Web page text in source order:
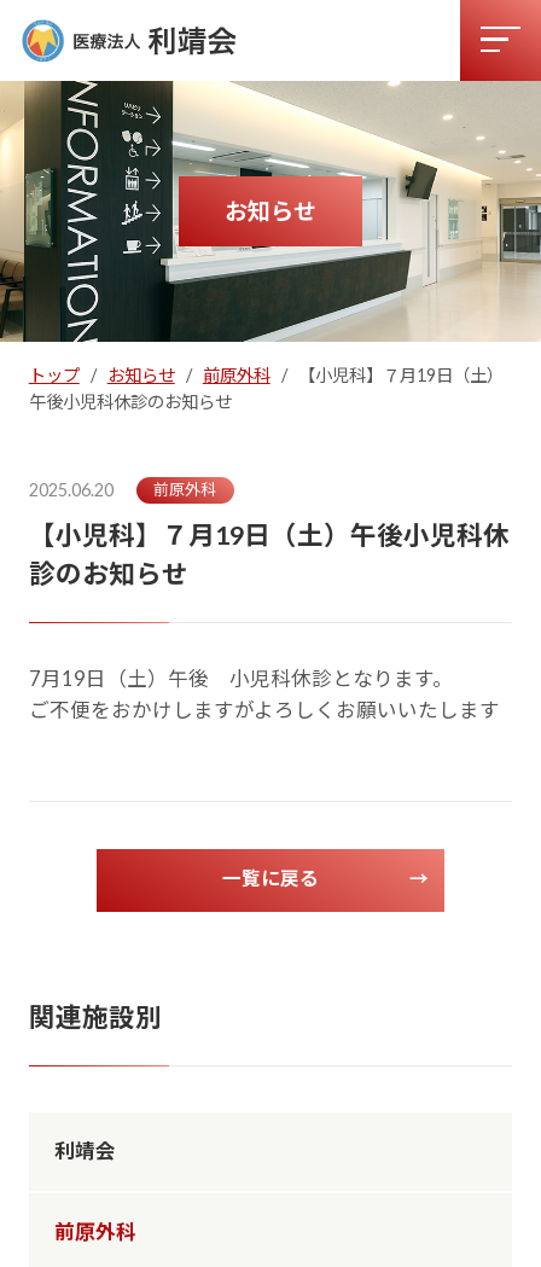
お知らせ
トップ/ お知らせ/ 前原外科/
【小児科】７月19日（土）
午後小児科休診のお知らせ
2025.06.20 前原外科
【小児科】７月19日（土）午後小児科休
診のお知らせ
7月19日（土）午後 小児科休診となります。
ご不便をおかけしますがよろしくお願いいたします
一覧に戻る →
関連施設別
利靖会
前原外科